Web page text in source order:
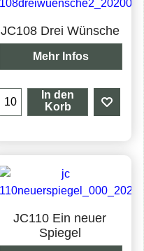
JC108 Drei Wünsche
Mehr Infos
In den
Korb
JC110 Ein neuer
Spiegel